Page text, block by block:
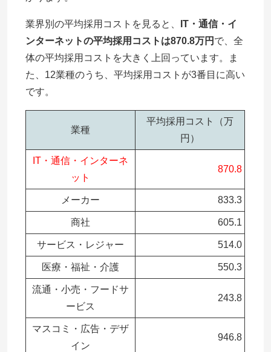
業界別の平均採用コストを見ると、
IT・通信・イ
ンターネットの平均採用コストは870.8万円 で、全
体の平均採用コストを大きく上回っています。ま
た、12業種のうち、平均採用コストが3番目に高い
です。
業種
平均採用コスト（万
円）
IT・通信・インターネ
ット
870.8
メーカー 833.3
商社 605.1
サービス・レジャー 514.0
医療・福祉・介護 550.3
流通・⼩売・フードサ
ービス
243.8
マスコミ・広告・デザ
イン
946.8